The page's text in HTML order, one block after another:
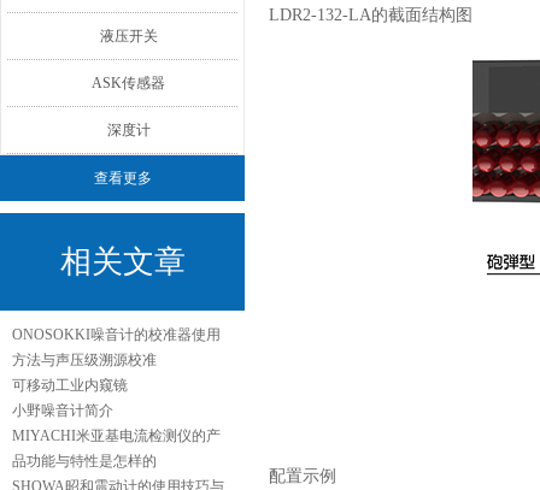
液压开关
ASK传感器
深度计
查看更多
相关文章
ONOSOKKI噪音计的校准器使用
方法与声压级溯源校准
可移动工业内窥镜
小野噪音计简介
MIYACHI米亚基电流检测仪的产
品功能与特性是怎样的
SHOWA昭和震动计的使用技巧与
LDR2-132-LA的截面结构图
配置示例